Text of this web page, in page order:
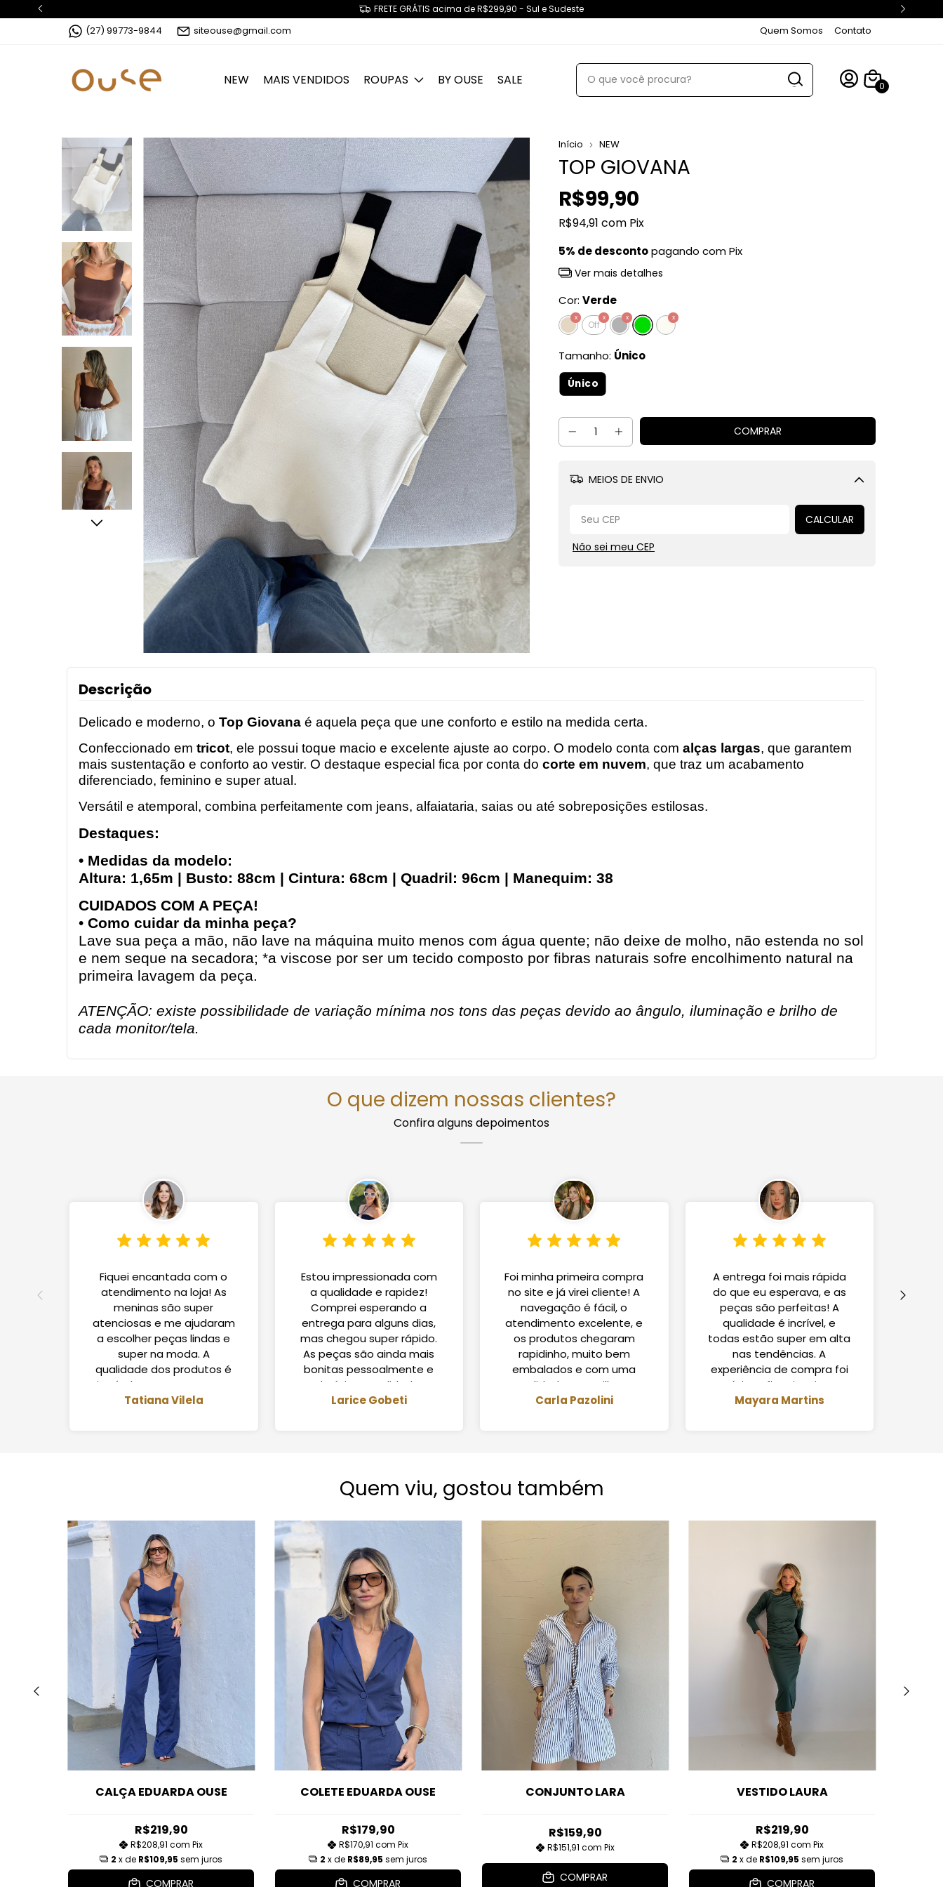
FRETE GRÁTIS acima de R$299,90 - Sul e Sudeste
(27) 99773-9844 siteouse@gmail.com Quem Somos Contato
NEW MAIS VENDIDOS ROUPAS BY OUSE SALE 0
Início NEW
TOP GIOVANA
R$99,90
R$94,91 com Pix
5% de descontopagando com Pix
Ver mais detalhes
Cor: Verde
Off
Tamanho: Único
Único
MEIOS DE ENVIO
Alterar CEP
CALCULAR
Não sei meu CEP
Descrição
Delicado e moderno, o Top Giovana é aquela peça que une conforto e estilo na medida certa.
Confeccionado em tricot, ele possui toque macio e excelente ajuste ao corpo. O modelo conta com alças largas, que garantem
mais sustentação e conforto ao vestir. O destaque especial fica por conta do corte em nuvem, que traz um acabamento
diferenciado, feminino e super atual.
Versátil e atemporal, combina perfeitamente com jeans, alfaiataria, saias ou até sobreposições estilosas.
Destaques:
• Medidas da modelo:
Altura: 1,65m | Busto: 88cm | Cintura: 68cm | Quadril: 96cm | Manequim: 38
CUIDADOS COM A PEÇA!
• Como cuidar da minha peça?
Lave sua peça a mão, não lave na máquina muito menos com água quente; não deixe de molho, não estenda no sol
e nem seque na secadora; *a viscose por ser um tecido composto por fibras naturais sofre encolhimento natural na
primeira lavagem da peça.
ATENÇÃO: existe possibilidade de variação mínima nos tons das peças devido ao ângulo, iluminação e brilho de
cada monitor/tela.
O que dizem nossas clientes?
Confira alguns depoimentos
Fiquei encantada com o
atendimento na loja! As
meninas são super
atenciosas e me ajudaram
a escolher peças lindas e
super na moda. A
qualidade dos produtos é
incrível! Com certeza vou
indicar para as amigas.
Tatiana Vilela
Estou impressionada com
a qualidade e rapidez!
Comprei esperando a
entrega para alguns dias,
mas chegou super rápido.
As peças são ainda mais
bonitas pessoalmente e
de ótima qualidade.
Comprarei de novo com
Larice Gobeti
Foi minha primeira compra
no site e já virei cliente! A
navegação é fácil, o
atendimento excelente, e
os produtos chegaram
rapidinho, muito bem
embalados e com uma
qualidade maravilhosa.
Super recomendo!
Carla Pazolini
A entrega foi mais rápida
do que eu esperava, e as
peças são perfeitas! A
qualidade é incrível, e
todas estão super em alta
nas tendências. A
experiência de compra foi
ótima, fiquei muito
satisfeita.
Mayara Martins
Quem viu, gostou também
CALÇA EDUARDA OUSE
R$219,90
R$208,91 com Pix
2 x de R$109,95 sem juros
COMPRAR
COLETE EDUARDA OUSE
R$179,90
R$170,91 com Pix
2 x de R$89,95 sem juros
COMPRAR
CONJUNTO LARA
R$159,90
R$151,91 com Pix
COMPRAR
VESTIDO LAURA
R$219,90
R$208,91 com Pix
2 x de R$109,95 sem juros
COMPRAR